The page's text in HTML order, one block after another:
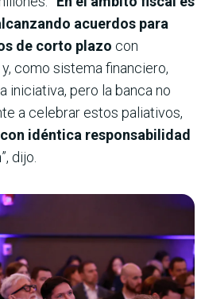
acuerdos para
de corto plazo con
como sistema financiero,
iniciativa, pero la banca no
a celebrar estos paliativos,
idéntica responsabilidad
”, dijo.